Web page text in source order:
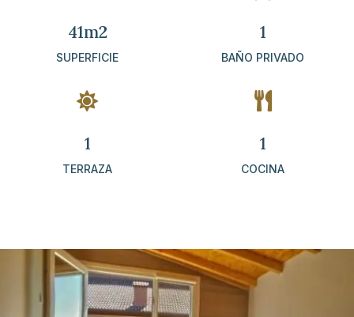
41m2
SUPERFICIE

1
TERRAZA
1
BAÑO PRIVADO

1
COCINA